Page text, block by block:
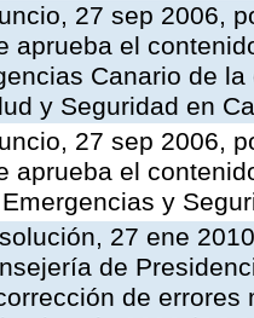
27 sep 2006,
aprueba el
Canario de
y Seguridad en
27 sep 2006,
aprueba el
y
27 ene
de
de errores